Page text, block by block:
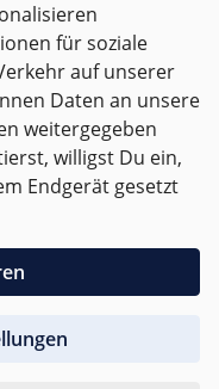
zzgl.Versandkosten
nicht anders
ab 50,- EUR
abgerechnet
für soziale
auf unserer
Daten an unsere
weitergegeben
willigst Du ein,
Endgerät gesetzt